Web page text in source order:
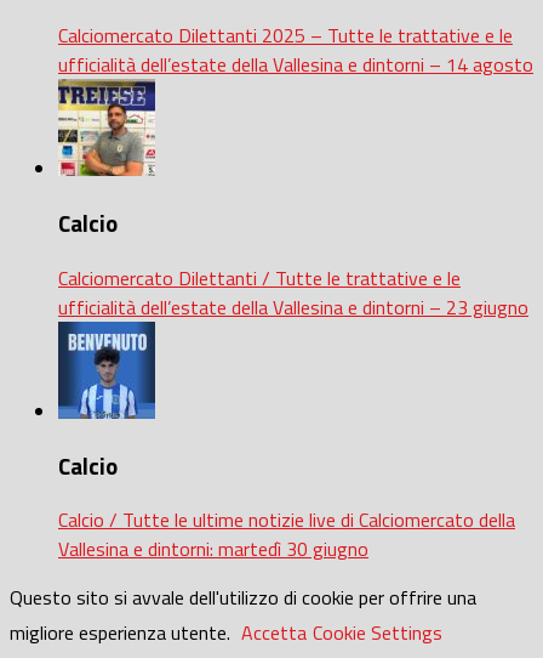
Calciomercato Dilettanti 2025 – Tutte le trattative e le
ufficialità dell’estate della Vallesina e dintorni – 14 agosto
Calcio
Calciomercato Dilettanti / Tutte le trattative e le
ufficialità dell’estate della Vallesina e dintorni – 23 giugno
Calcio
Calcio / Tutte le ultime notizie live di Calciomercato della
Vallesina e dintorni: martedì 30 giugno
Questo sito si avvale dell'utilizzo di cookie per offrire una
migliore esperienza utente. Accetta Cookie Settings